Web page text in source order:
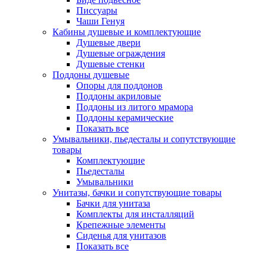
Писсуары
Чаши Генуя
Кабины душевые и комплектующие
Душевые двери
Душевые ограждения
Душевые стенки
Поддоны душевые
Опоры для поддонов
Поддоны акриловые
Поддоны из литого мрамора
Поддоны керамические
Показать все
Умывальники, пьедесталы и сопутствующие
товары
Комплектующие
Пьедесталы
Умывальники
Унитазы, бачки и сопутствующие товары
Бачки для унитаза
Комплекты для инсталляций
Крепежные элементы
Сиденья для унитазов
Показать все